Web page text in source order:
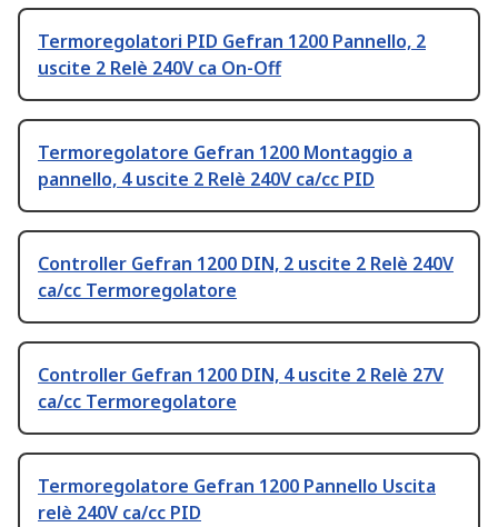
Termoregolatori PID Gefran 1200 Pannello, 2
uscite 2 Relè 240V ca On-Off
Termoregolatore Gefran 1200 Montaggio a
pannello, 4 uscite 2 Relè 240V ca/cc PID
Controller Gefran 1200 DIN, 2 uscite 2 Relè 240V
ca/cc Termoregolatore
Controller Gefran 1200 DIN, 4 uscite 2 Relè 27V
ca/cc Termoregolatore
Termoregolatore Gefran 1200 Pannello Uscita
relè 240V ca/cc PID